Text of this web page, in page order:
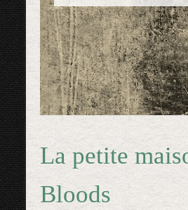
La petite
Bloods